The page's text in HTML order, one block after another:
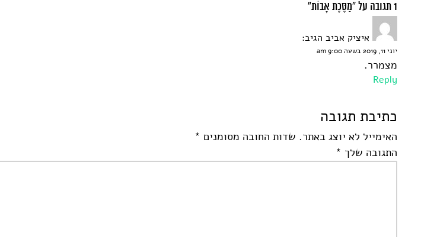
1 תגובה על “מַסֶּכֶת אָבוֹת”
איציק אביב הגיב:
יוני 11, 2019 בשעה 9:00 am
מצמרר.
Reply
כתיבת תגובה
האימייל לא יוצג באתר. שדות החובה מסומנים *
התגובה שלך *